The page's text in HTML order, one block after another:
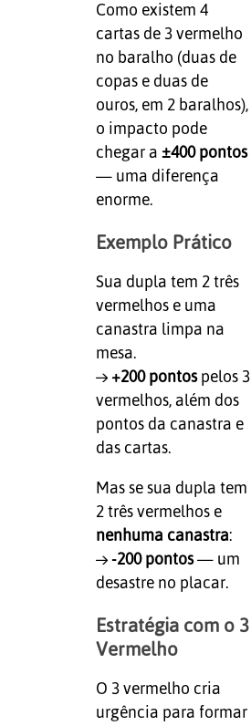
Como existem 4
cartas de 3 vermelho
no baralho (duas de
copas e duas de
ouros, em 2 baralhos),
o impacto pode
chegar a ±400 pontos
— uma diferença
enorme.
Exemplo Prático
Sua dupla tem 2 três
vermelhos e uma
canastra limpa na
mesa.
→ +200 pontospelos 3
vermelhos, além dos
pontos da canastra e
das cartas.
Mas se sua dupla tem
2 três vermelhos e
nenhuma canastra:
→ -200 pontos— um
desastre no placar.
Estratégia com o 3
Vermelho
O 3 vermelho cria
urgência para formar